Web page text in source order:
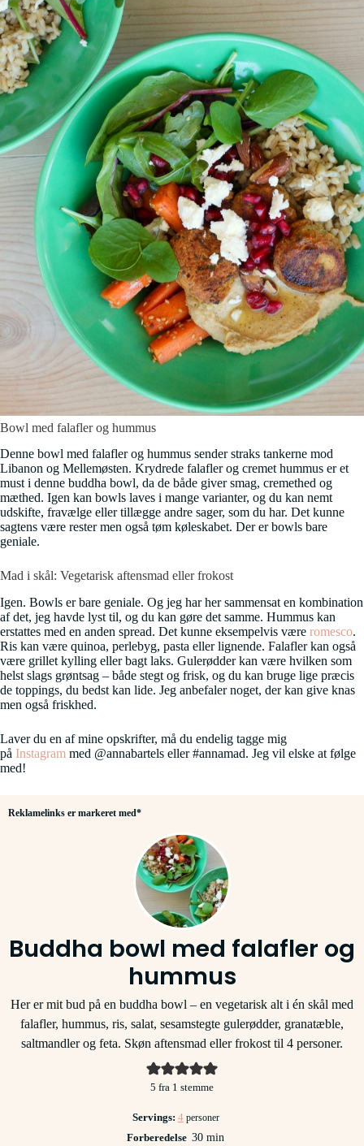
Bowl med falafler og hummus
Denne bowl med falafler og hummus sender straks tankerne mod
Libanon og Mellemøsten. Krydrede falafler og cremet hummus er et
must i denne buddha bowl, da de både giver smag, cremethed og
mæthed. Igen kan bowls laves i mange varianter, og du kan nemt
udskifte, fravælge eller tillægge andre sager, som du har. Det kunne
sagtens være rester men også tøm køleskabet. Der er bowls bare
geniale.
Mad i skål: Vegetarisk aftensmad eller frokost
Igen. Bowls er bare geniale. Og jeg har her sammensat en kombination
af det, jeg havde lyst til, og du kan gøre det samme. Hummus kan
erstattes med en anden spread. Det kunne eksempelvis være romesco.
Ris kan være quinoa, perlebyg, pasta eller lignende. Falafler kan også
være grillet kylling eller bagt laks. Gulerødder kan være hvilken som
helst slags grøntsag – både stegt og frisk, og du kan bruge lige præcis
de toppings, du bedst kan lide. Jeg anbefaler noget, der kan give knas
men også friskhed.
Laver du en af mine opskrifter, må du endelig tagge mig
på Instagram med @annabartels eller #annamad. Jeg vil elske at følge
med!
Reklamelinks er markeret med*
Buddha bowl med falafler og
hummus
Her er mit bud på en buddha bowl – en vegetarisk alt i én skål med
falafler, hummus, ris, salat, sesamstegte gulerødder, granatæble,
saltmandler og feta. Skøn aftensmad eller frokost til 4 personer.
5 fra 1 stemme
Servings: 4 personer
Forberedelse 30minutter
min